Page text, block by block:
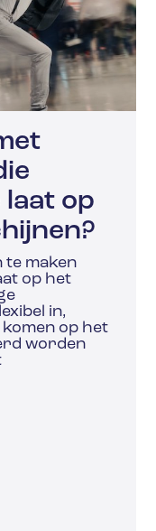
op
te maken
op het
in,
op het
worden